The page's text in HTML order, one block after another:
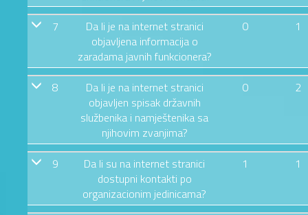
7
Da li je na internet stranici
objavljena informacija o
zaradama javnih funkcionera?
0 1
8
Da li je na internet stranici
objavljen spisak državnih
službenika i namještenika sa
njihovim zvanjima?
0 2
9
Da li su na internet stranici
dostupni kontakti po
organizacionim jedinicama?
1 1